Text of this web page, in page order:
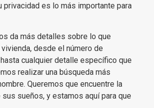
privacidad es lo más importante para
da más detalles sobre lo que
vivienda, desde el número de
cualquier detalle específico que
realizar una búsqueda más
Queremos que encuentre la
sueños, y estamos aquí para que